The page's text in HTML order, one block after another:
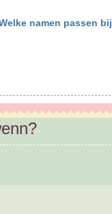
namen passen bij